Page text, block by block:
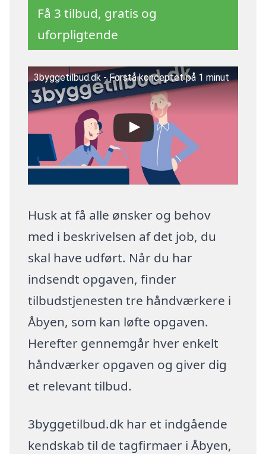
Få 3 tilbud, gratis og
uforpligtende
3byggetilbud.dk - Forstå konceptet på 1 minut
Husk at få alle ønsker og behov
med i beskrivelsen af det job, du
skal have udført. Når du har
indsendt opgaven, finder
tilbudstjenesten tre håndværkere i
Åbyen, som kan løfte opgaven.
Herefter gennemgår hver enkelt
håndværker opgaven og giver dig
et relevant tilbud.
3byggetilbud.dk har et indgående
kendskab til de tagfirmaer i Åbyen,